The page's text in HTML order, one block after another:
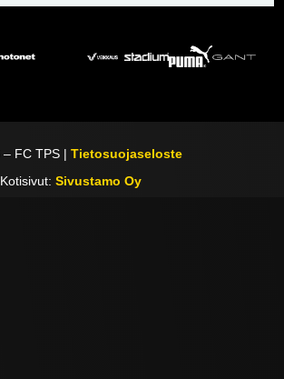
– FC TPS |Tietosuojaseloste
Kotisivut: Sivustamo Oy